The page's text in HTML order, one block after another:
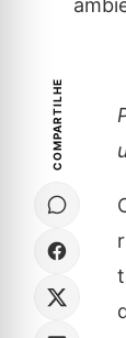
COMPARTILHE